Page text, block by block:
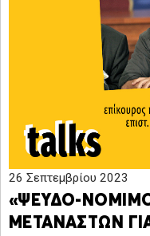
26 Σεπτεμβρίου 2023
«ΨΕΥΔΟ-
ΜΕΤΑΝΑΣΤΩΝ